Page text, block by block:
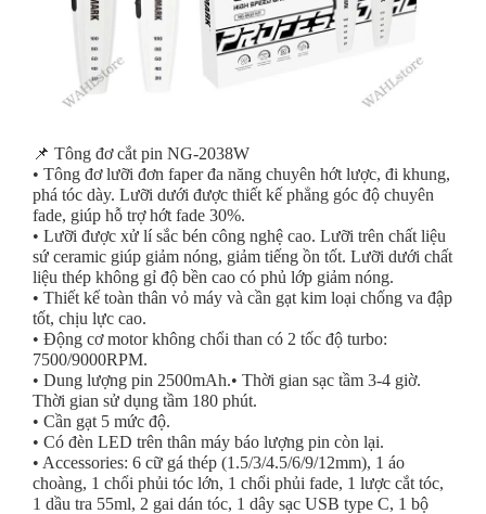
📌 Tông đơ cắt pin NG-2038W
• Tông đơ lưỡi đơn faper đa năng chuyên hớt lược, đi khung,
phá tóc dày. Lưỡi dưới được thiết kế phẳng góc độ chuyên
fade, giúp hỗ trợ hớt fade 30%.
• Lưỡi được xử lí sắc bén công nghệ cao. Lưỡi trên chất liệu
sứ ceramic giúp giảm nóng, giảm tiếng ồn tốt. Lưỡi dưới chất
liệu thép không gỉ độ bền cao có phủ lớp giảm nóng.
• Thiết kế toàn thân vỏ máy và cần gạt kim loại chống va đập
tốt, chịu lực cao.
• Động cơ motor không chổi than có 2 tốc độ turbo:
7500/9000RPM.
• Dung lượng pin 2500mAh.• Thời gian sạc tầm 3-4 giờ.
Thời gian sử dụng tầm 180 phút.
• Cần gạt 5 mức độ.
• Có đèn LED trên thân máy báo lượng pin còn lại.
• Accessories: 6 cữ gá thép (1.5/3/4.5/6/9/12mm), 1 áo
choàng, 1 chổi phủi tóc lớn, 1 chổi phủi fade, 1 lược cắt tóc,
1 dầu tra 55ml, 2 gai dán tóc, 1 dây sạc USB type C, 1 bộ